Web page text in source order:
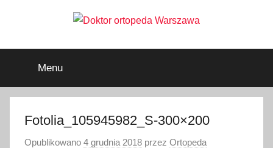
Doktor
ortopeda
Warszawa
Warszawa,
ginekolog,
urolog,
Menu
Fotolia_105945982_S-300×200
Opublikowano 4 grudnia 2018 przez Ortopeda